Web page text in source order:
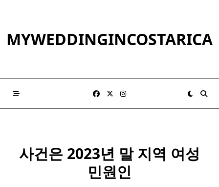
MYWEDDINGINCOSTARICA
사건은 2023년 말 지역 여성
민원인